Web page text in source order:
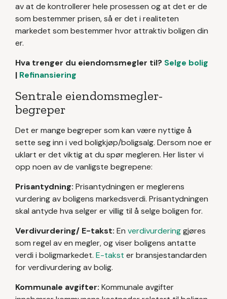
av at de kontrollerer hele prosessen og at det er de
som bestemmer prisen, så er det i realiteten
markedet som bestemmer hvor attraktiv boligen din
er.
Hva trenger du eiendomsmegler til? Selge bolig
| Refinansiering
Sentrale eiendomsmegler-
begreper
Det er mange begreper som kan være nyttige å
sette seg inn i ved boligkjøp/boligsalg. Dersom noe er
uklart er det viktig at du spør megleren. Her lister vi
opp noen av de vanligste begrepene:
Prisantydning: Prisantydningen er meglerens
vurdering av boligens markedsverdi. Prisantydningen
skal antyde hva selger er villig til å selge boligen for.
Verdivurdering/ E-takst: En verdivurderinggjøres
som regel av en megler, og viser boligens antatte
verdi i boligmarkedet. E-takst er bransjestandarden
for verdivurdering av bolig.
Kommunale avgifter: Kommunale avgifter